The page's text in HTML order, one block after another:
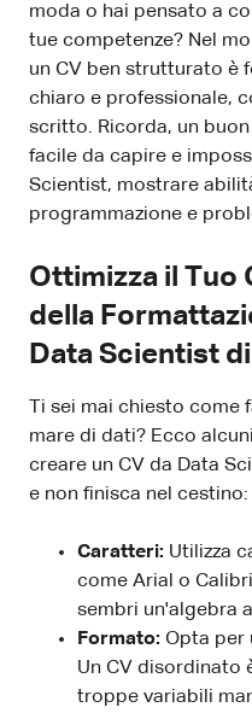
moda o hai pensato a
tue competenze? Nel
un CV ben strutturato è
chiaro e professionale,
scritto. Ricorda, un
facile da capire e
Scientist, mostrare
programmazione e
Ottimizza il Tuo
della
Data Scientist
Ti sei mai chiesto come
mare di dati? Ecco
creare un CV da Data
e non finisca nel cestino:
Caratteri: Utilizza
come Arial o
sembri un'algebra
Formato: Opta per
Un CV disordinato
troppe variabili